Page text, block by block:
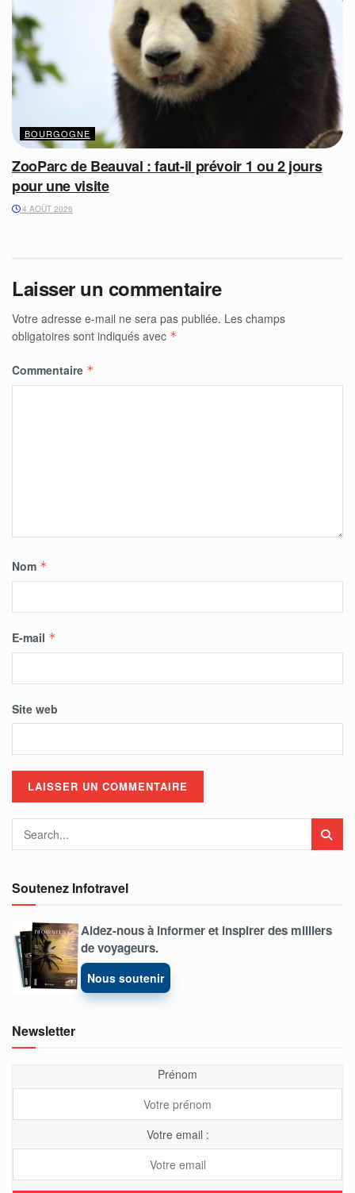
BOURGOGNE
ZooParc de Beauval : faut-il prévoir 1 ou 2 jours
pour une visite
4 AOÛT 2026
Laisser un commentaire
Votre adresse e-mail ne sera pas publiée. Les champs
obligatoires sont indiqués avec *
Commentaire *
Nom *
E-mail *
Site web
Soutenez Infotravel
Aidez-nous à informer et inspirer des milliers
de voyageurs.
Nous soutenir
Newsletter
Prénom
Votre email :